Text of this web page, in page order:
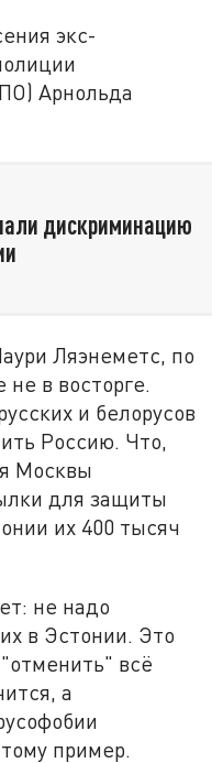
экс-
Арнольда
дискриминацию
Ляэнеметс, по
в восторге.
и белорусов
Россию. Что,
Москвы
для защиты
их 400 тысяч
не надо
в Эстонии. Это
всё
а
пример.